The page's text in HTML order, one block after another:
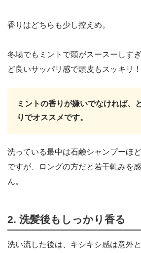
香りはどちらも少し控えめ。
冬場でもミントで頭がスースーしす
ど良いサッパリ感で頭皮もスッキリ！
ミントの香りが嫌いでなければ、
りでオススメです。
洗っている最中は石鹸シャンプーほ
ですが、ロングの方だと若干軋みを
ん。
2. 洗髪後もしっかり香る
洗い流した後は、キシキシ感は意外